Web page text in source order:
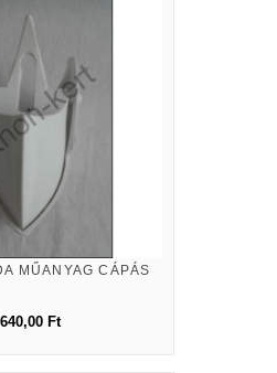
MŰANYAG CÁPÁS
640,00 Ft